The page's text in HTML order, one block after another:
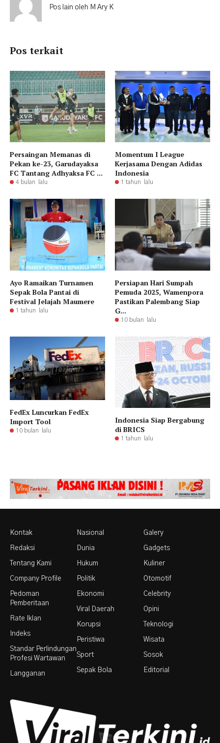
Pos lain oleh M Ary K
Pos terkait
Persaingan Memanas di
Pekan ke-23, Garudayaksa
FC Tantang Adhyaksa FC ...
4 bulan lalu
Momentum I League
Kerjasama Dengan Adidas
Indonesia
1 tahun lalu
Ayo Ramaikan Turnamen
Sepak Bola Pantai di
Festival Jelajah Maumere
1 tahun lalu
Persiapan Hari Sumpah
Pemuda 2025, Wamenpora
Pastikan Palembang Siap
G...
10 bulan lalu
FedEx Luncurkan FedEx
Import Tool
10 bulan lalu
Indonesia Siap Bergabung
di BRICS
1 tahun lalu
Kontak
Redaksi
Tentang Kami
Company Profile
Pedoman
Pemberitaan
Rate Iklan
Indeks
Standar Perlindungan
Profesi Wartawan
Langganan
Nasional
Dunia
Hukum
Politik
Ekonomi
Viral Daerah
Korupsi
Peristiwa
Sport
Sepak Bola
Galery
Gadgets
Kuliner
Otomotif
Celebrity
Opini
Teknologi
Wisata
Sosok
Editorial